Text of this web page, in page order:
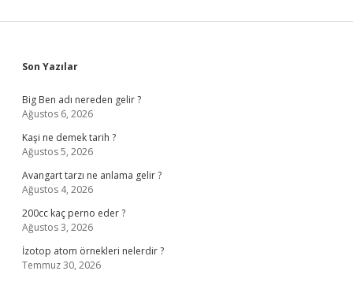
Sidebar
Son Yazılar
Big Ben adı nereden gelir ?
Ağustos 6, 2026
Kaşi ne demek tarih ?
Ağustos 5, 2026
Avangart tarzı ne anlama gelir ?
Ağustos 4, 2026
200cc kaç perno eder ?
Ağustos 3, 2026
İzotop atom örnekleri nelerdir ?
Temmuz 30, 2026